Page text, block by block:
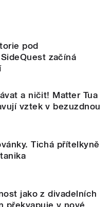
pod
začíná
a ničit! Matter Tua
vztek v bezuzdnou
Tichá přítelkyně
jako z divadelních